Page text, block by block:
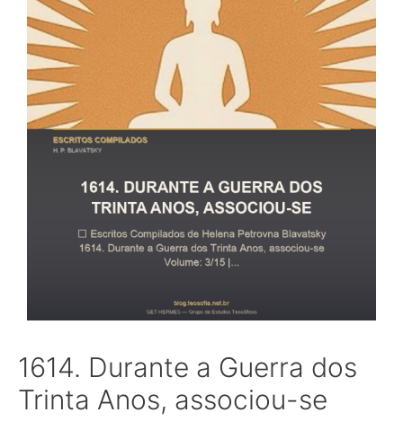
1614. Durante a Guerra dos
Trinta Anos, associou-se